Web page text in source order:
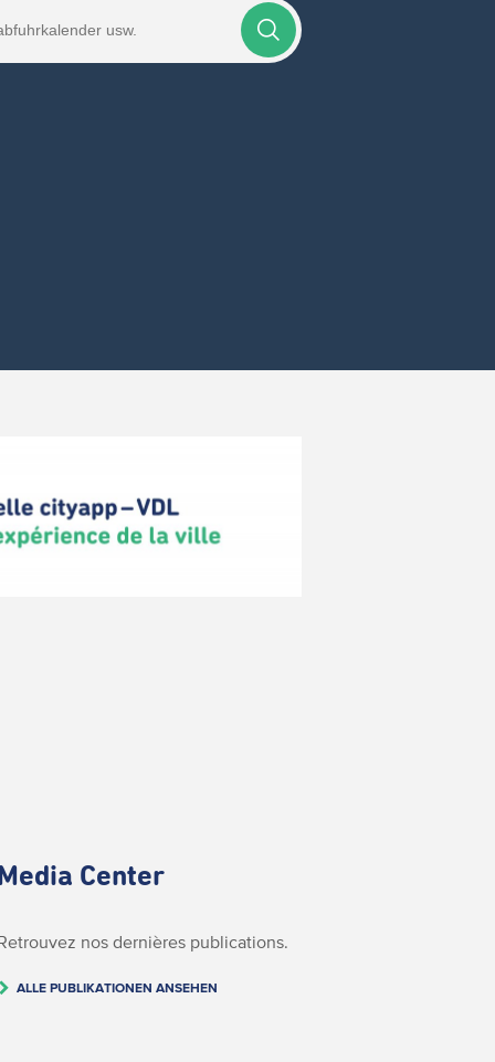
Center
nos dernières publications.
ALLE PUBLIKATIONEN ANSEHEN